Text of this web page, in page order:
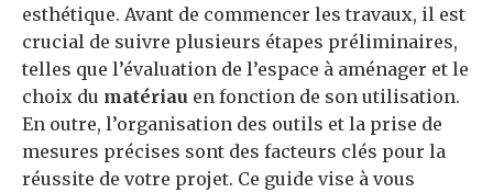
esthétique. Avant de commencer les travaux, il est
crucial de suivre plusieurs étapes préliminaires,
telles que l’évaluation de l’espace à aménager et le
choix du matériau en fonction de son utilisation.
En outre, l’organisation des outils et la prise de
mesures précises sont des facteurs clés pour la
réussite de votre projet. Ce guide vise à vous